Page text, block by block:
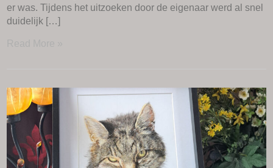
er was. Tijdens het uitzoeken door de eigenaar werd al snel
duidelijk […]